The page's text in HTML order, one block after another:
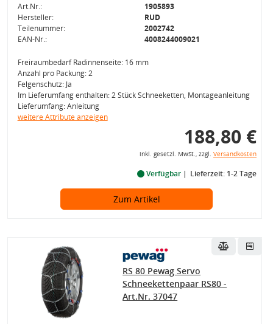
Art.Nr.:
1905893
Hersteller:
RUD
Teilenummer:
2002742
EAN-Nr.:
4008244009021
Freiraumbedarf Radinnenseite: 16 mm
Anzahl pro Packung: 2
Felgenschutz: Ja
Im Lieferumfang enthalten: 2 Stück Schneeketten, Montageanleitung
Lieferumfang: Anleitung
weitere Attribute anzeigen
188,80 €
inkl. gesetzl. MwSt., zzgl. Versandkosten
Verfügbar Lieferzeit: 1-2 Tage
Zum Artikel
RS 80 Pewag Servo
Schneekettenpaar RS80 -
Art.Nr. 37047